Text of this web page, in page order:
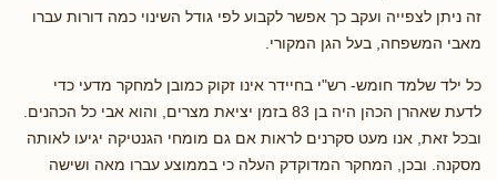
זה ניתן לצפייה ועקב כך אפשר לקבוע לפי גודל השינוי כמה דורות עברו
מאבי המשפחה, בעל הגן המקורי.
כל ילד שלמד חומש- רש"י בחיידר אינו זקוק כמובן למחקר מדעי כדי
לדעת שאהרן הכהן היה בן 83 בזמן יציאת מצרים, והוא אבי כל הכהנים.
ובכל זאת, אנו מעט סקרנים לראות אם גם מומחי הגנטיקה יגיעו לאותה
מסקנה. ובכן, המחקר המדוקדק העלה כי בממוצע עברו מאה ושישה